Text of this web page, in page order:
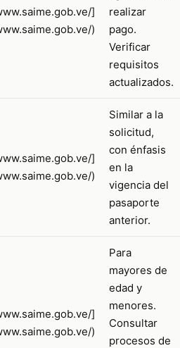
]
)
realizar
pago.
Verificar
requisitos
actualizados.
]
)
Similar a la
solicitud,
con énfasis
en la
vigencia del
pasaporte
anterior.
]
)
Para
mayores de
edad y
menores.
Consultar
procesos de